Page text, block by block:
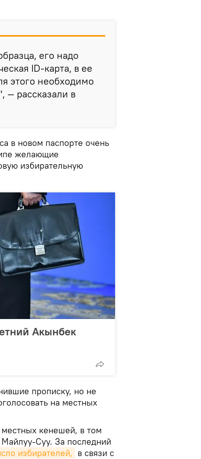
его надо
ID-карта, в ее
этого необходимо
— рассказали в
в новом паспорте очень
желающие
избирательную
Акынбек
прописку, но не
на местных
кенешей, в том
Суу. За последний
избирателей, в связи с